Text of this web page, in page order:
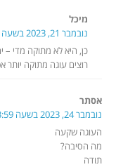
מיכל
נובמבר 21, 2023 בשעה 7:49 pm
כן, היא לא מתוקה מדי –
רוצים עוגה מתוקה יותר
אסתר
נובמבר 24, 2023 בשעה 3:59 am
העוגה שקעה
מה הסיבה?
תודה